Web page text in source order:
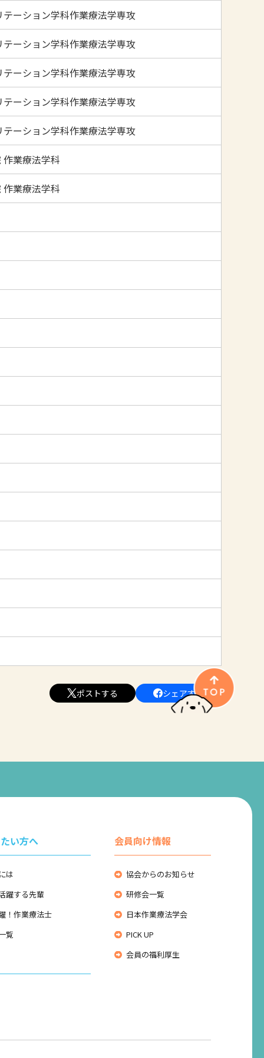
ーション学科作業療法学専攻
ーション学科作業療法学専攻
ーション学科作業療法学専攻
ーション学科作業療法学専攻
ーション学科作業療法学専攻
業療法学科
業療法学科
ポストする シェアする
い方へ
は
躍する先輩
！作業療法士
覧
会員向け情報
協会からのお知らせ
研修会一覧
日本作業療法学会
PICK UP
会員の福利厚生